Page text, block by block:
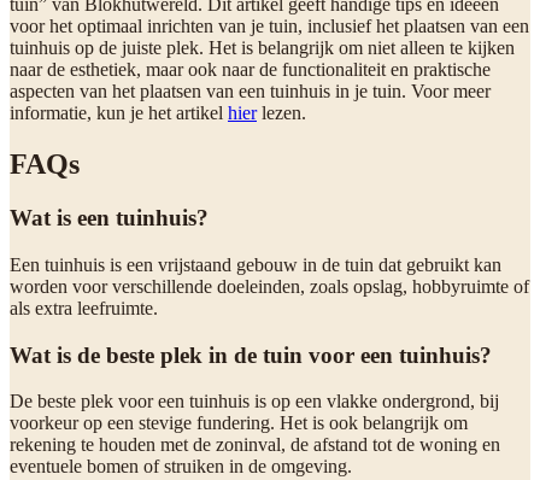
tuin” van Blokhutwereld. Dit artikel geeft handige tips en ideeën
voor het optimaal inrichten van je tuin, inclusief het plaatsen van een
tuinhuis op de juiste plek. Het is belangrijk om niet alleen te kijken
naar de esthetiek, maar ook naar de functionaliteit en praktische
aspecten van het plaatsen van een tuinhuis in je tuin. Voor meer
informatie, kun je het artikel hierlezen.
FAQs
Wat is een tuinhuis?
Een tuinhuis is een vrijstaand gebouw in de tuin dat gebruikt kan
worden voor verschillende doeleinden, zoals opslag, hobbyruimte of
als extra leefruimte.
Wat is de beste plek in de tuin voor een tuinhuis?
De beste plek voor een tuinhuis is op een vlakke ondergrond, bij
voorkeur op een stevige fundering. Het is ook belangrijk om
rekening te houden met de zoninval, de afstand tot de woning en
eventuele bomen of struiken in de omgeving.